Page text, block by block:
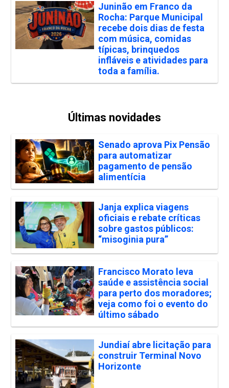
Juninão em Franco da
Rocha: Parque Municipal
recebe dois dias de festa
com música, comidas
típicas, brinquedos
infláveis e atividades para
toda a família.
Últimas novidades
Senado aprova Pix Pensão
para automatizar
pagamento de pensão
alimentícia
Janja explica viagens
oficiais e rebate críticas
sobre gastos públicos:
“misoginia pura”
Francisco Morato leva
saúde e assistência social
para perto dos moradores;
veja como foi o evento do
último sábado
Jundiaí abre licitação para
construir Terminal Novo
Horizonte